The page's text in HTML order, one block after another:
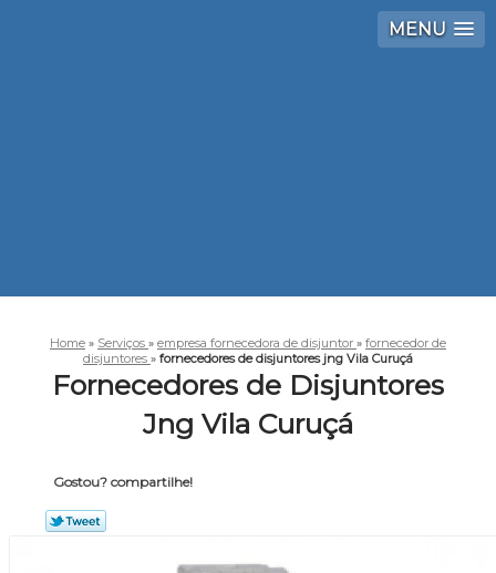
MENU
Home » Serviços » empresa fornecedora de disjuntor » fornecedor de
disjuntores » fornecedores de disjuntores jng Vila Curuçá
Fornecedores de Disjuntores
Jng Vila Curuçá
Gostou? compartilhe!